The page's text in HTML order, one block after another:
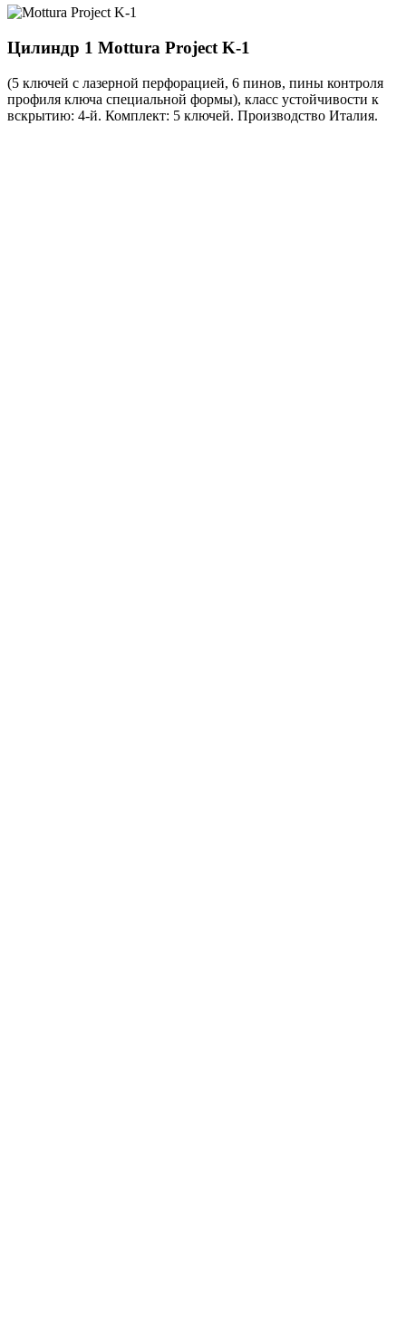
Цилиндр 1 Mottura Project K-1
(5 ключей с лазерной перфорацией, 6 пинов, пины контроля
профиля ключа специальной формы), класс устойчивости к
вскрытию: 4-й. Комплект: 5 ключей. Производство Италия.